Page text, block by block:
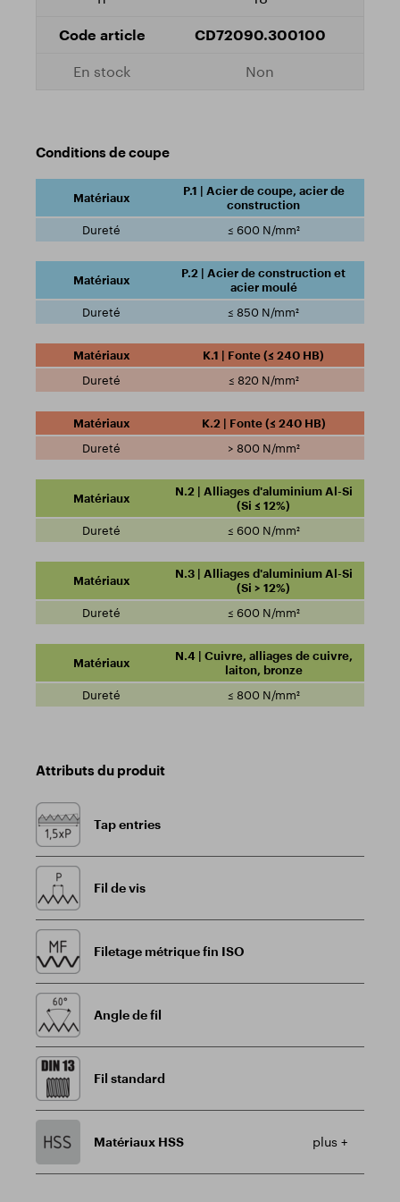
CD72090.300100
Non
Conditions de coupe
P.1 | Acier de coupe, acier de
construction
≤ 600 N/mm²
P.2 | Acier de construction et
acier moulé
≤ 850 N/mm²
K.1 | Fonte (≤ 240 HB)
≤ 820 N/mm²
K.2 | Fonte (≤ 240 HB)
> 800 N/mm²
N.2 | Alliages d'aluminium Al-Si
(Si ≤ 12%)
≤ 600 N/mm²
N.3 | Alliages d'aluminium Al-Si
(Si > 12%)
≤ 600 N/mm²
N.4 | Cuivre, alliages de cuivre,
laiton, bronze
≤ 800 N/mm²
Attributs du produit
Tap entries
Fil de vis
Filetage métrique fin ISO
Angle de fil
Fil standard
Matériaux HSS plus +